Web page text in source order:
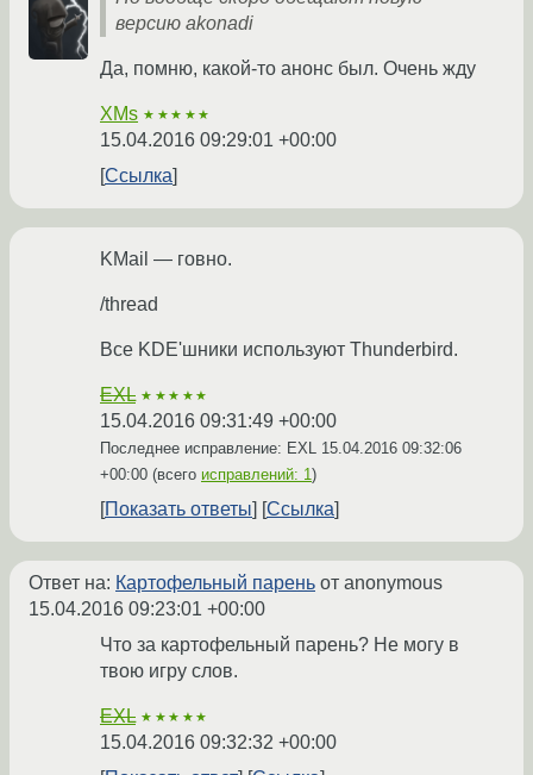
версию akonadi
Да, помню, какой-то анонс был. Очень жду
XMs ★★★★★
15.04.2016 09:29:01 +00:00
Ссылка
KMail — говно.
/thread
Все KDE'шники используют Thunderbird.
EXL ★★★★★
15.04.2016 09:31:49 +00:00
Последнее исправление: EXL 15.04.2016 09:32:06
+00:00 (всего исправлений: 1)
Показать ответы Ссылка
Ответ на: Картофельный парень от anonymous
15.04.2016 09:23:01 +00:00
Что за картофельный парень? Не могу в
твою игру слов.
EXL ★★★★★
15.04.2016 09:32:32 +00:00